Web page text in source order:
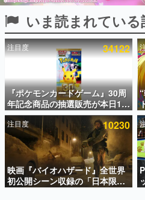
ピックアップ
電ファミのいま読まれている記事
アプリセール情報
インタビュー
連載・特集一覧
殿堂入り記事
SNS拡散数が数千以上
ど。多くの人々に読ま
事をまとめました。
いま読まれている
注目度 34122
『ポケモンカードゲーム』30周
年記念商品の抽選販売が本日12
時より開始。拡張パック「30th
CELEBRATION」のボックス
に、「プレミアムデッキセット
エーフィ・ブラッキー」
「FUTURISTIC BOX」の計3商
品
注目度 10230
映画『バイオハザード』全世界
初公開シーン収録の「日本限
定」予告映像が解禁。バイオの